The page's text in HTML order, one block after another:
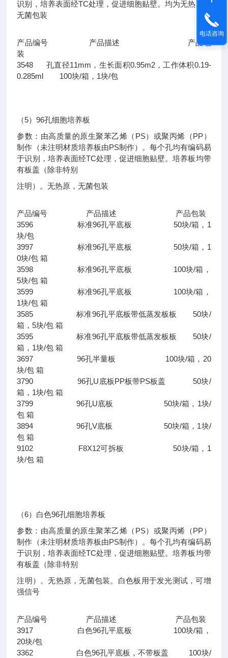
识别，培养表面经TC处理，促进细胞贴壁。均为无热原，
无菌包装
产品编号 产品描述 产品包
装
3548 孔直径11mm，生长面积0.95m2，工作体积0.19-
0.285ml 100块/箱，1块/包
（5）96孔细胞培养板
参数：由高质量的原生聚苯乙烯（PS）或聚丙烯（PP）
制作（未注明材质培养板由PS制作）。每个孔均有编码易
于识别，培养表面经TC处理，促进细胞贴壁。培养板均带
有板盖（除非特别
注明）。无热原，无菌包装
产品编号 产品描述 产品包装
3596 标准96孔平底板 50块/箱，1
块/包
3997 标准96孔平底板 50块/箱，1
0块/包 箱
3598 标准96孔平底板 100块/箱，
5块/包 箱
3599 标准96孔平底板 100块/箱，
1块/包 箱
3585 标准96孔平底板带低蒸发板板 50块/
箱，5块/包 箱
3595 标准96孔平底板带低蒸发板板 50块/
箱，1块/包 箱
3697 96孔半量板 100块/箱，20
块/包 箱
3790 96孔U底板PP板带PS板盖 50块/
箱，1块/包 箱
3799 96孔U底板 50块/箱，1块/
包 箱
3894 96孔V底板 50块/箱，1块/
包 箱
9102 F8X12可拆板 50块/箱，1
块/包 箱
（6）白色96孔细胞培养板
参数：由高质量的原生聚苯乙烯（PS）或聚丙烯（PP）
制作（未注明材质培养板由PS制作）。每个孔均有编码易
于识别，培养表面经TC处理，促进细胞贴壁。培养板均带
有板盖（除非特别
注明）。无热原，无菌包装。白色板用于发光测试，可增
强信号
产品编号 产品描述 产品包装
3917 白色96孔平底板 100块/箱，
20块/包
3362 白色96孔平底板，不带板盖 100块/
电话咨询